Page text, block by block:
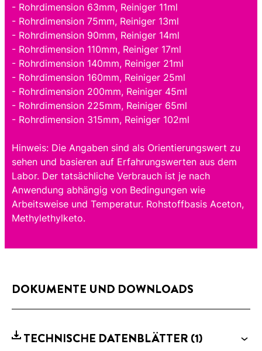
- Rohrdimension 63mm, Reiniger 11ml
- Rohrdimension 75mm, Reiniger 13ml
- Rohrdimension 90mm, Reiniger 14ml
- Rohrdimension 110mm, Reiniger 17ml
- Rohrdimension 140mm, Reiniger 21ml
- Rohrdimension 160mm, Reiniger 25ml
- Rohrdimension 200mm, Reiniger 45ml
- Rohrdimension 225mm, Reiniger 65ml
- Rohrdimension 315mm, Reiniger 102ml
Hinweis: Die Angaben sind als Orientierungswert zu
sehen und basieren auf Erfahrungswerten aus dem
Labor. Der tatsächliche Verbrauch ist je nach
Anwendung abhängig von Bedingungen wie
Arbeitsweise und Temperatur. Rohstoffbasis Aceton,
Methylethylketo.
DOKUMENTE UND DOWNLOADS
TECHNISCHE DATENBLÄTTER (1)